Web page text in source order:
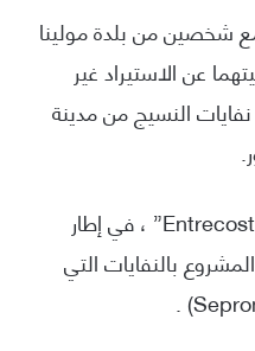
شخصين من بلدة مولينا
عن الاستيراد غير
من 800 طن من نفايات النسيج من مدينة
بدأت العملية، المسماة “Entrecosturas” ، في إطار
بالنفايات التي